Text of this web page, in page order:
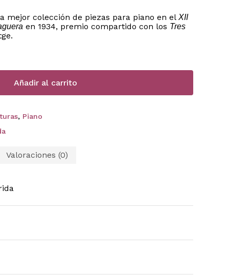
mejor colección de piezas para piano en el XII
en 1934, premio compartido con los Tres
Añadir al carrito
, Piano
Valoraciones (0)